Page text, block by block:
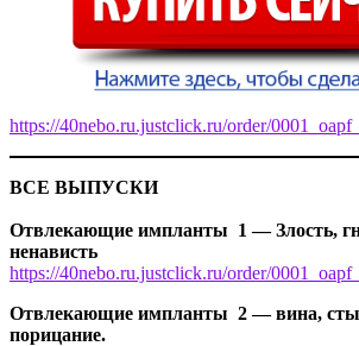
https://40nebo.ru.justclick.ru/order/
ВСЕ ВЫПУСКИ
Отвлекающие импланты 1 — Злость,
ненависть
https://40nebo.ru.justclick.ru/order/
Отвлекающие импланты 2 — вина,
порицание.